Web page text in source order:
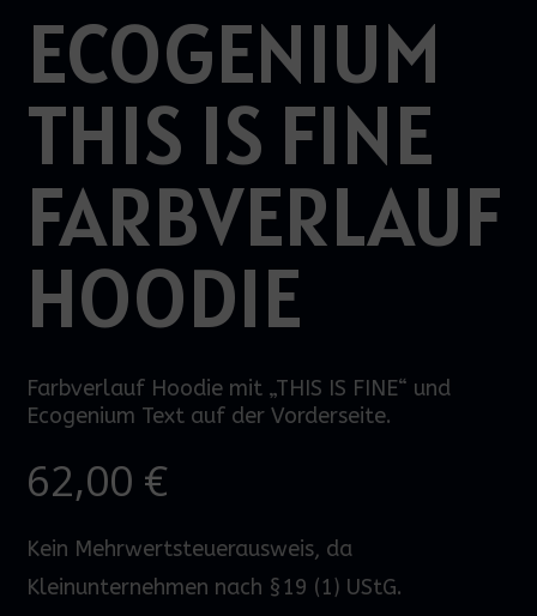
ECOGENIUM
THIS IS FINE
FARBVERLAUF
HOODIE
Farbverlauf Hoodie mit „THIS IS FINE“ und
Ecogenium Text auf der Vorderseite.
62,00 €
Kein Mehrwertsteuerausweis, da
Kleinunternehmen nach §19 (1) UStG.